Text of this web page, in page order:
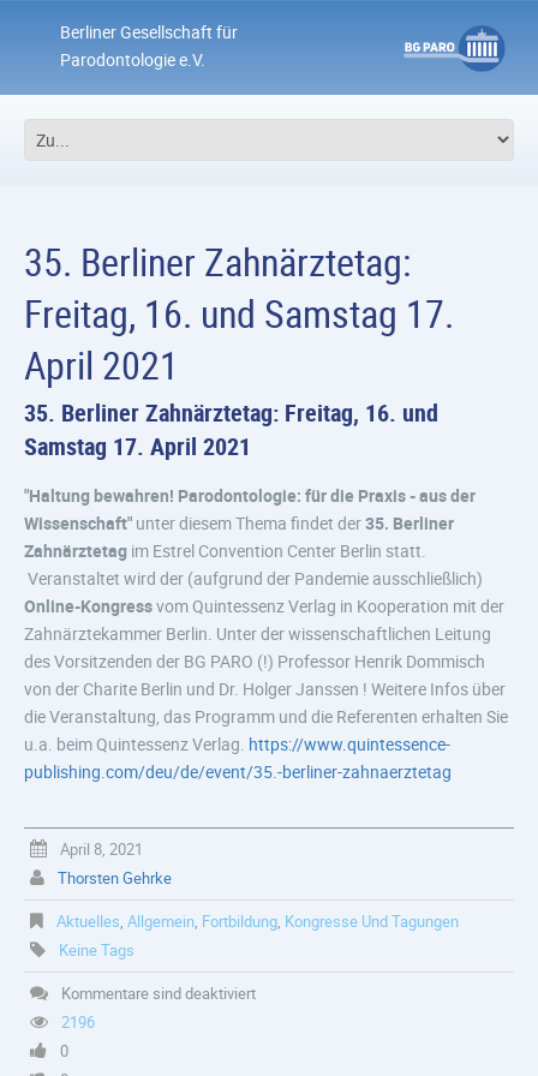
Berliner Gesellschaft für
Parodontologie e.V.
35. Berliner Zahnärztetag:
Freitag, 16. und Samstag 17.
April 2021
35. Berliner Zahnärztetag: Freitag, 16. und
Samstag 17. April 2021
"Haltung bewahren! Parodontologie: für die Praxis - aus der
Wissenschaft" unter diesem Thema findet der35. Berliner
Zahnärztetag im Estrel Convention Center Berlin statt.
Veranstaltet wird der (aufgrund der Pandemie ausschließlich)
Online-Kongressvom Quintessenz Verlag in Kooperation mit der
Zahnärztekammer Berlin. Unter der wissenschaftlichen Leitung
des Vorsitzenden der BG PARO (!) Professor Henrik Dommisch
von der Charite Berlin und Dr. Holger Janssen ! Weitere Infos über
die Veranstaltung, das Programm und die Referenten erhalten Sie
u.a. beim Quintessenz Verlag. https://www.quintessence-
publishing.com/deu/de/event/35.-berliner-zahnaerztetag
April 8, 2021
Thorsten Gehrke
Aktuelles, Allgemein, Fortbildung, Kongresse Und Tagungen
Keine Tags
Kommentare sind deaktiviert
2196
0